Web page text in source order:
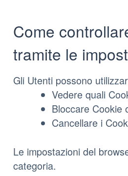
Come
tramite le
Gli Utenti possono
Vedere quali
Bloccare Cookie
Cancellare i
Le impostazioni del
categoria.